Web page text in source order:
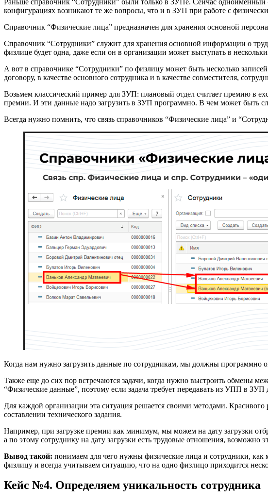
конфигурациях возникают те же вопросы, что и в ЗУП при работе с
Справочник “Физические лица” предназначен для хранения основной
Справочник “Сотрудники” служит для хранения основной информации о
физлице будет одна, даже если он в организации может выступать в
А вот в справочнике “Сотрудники” по физлицу может быть несколько
договору, в качестве основного сотрудника и в качестве совместителя,
Возьмем классический пример для ЗУП: плановый отдел считает премию в
премии. И эти данные надо загрузить в ЗУП программно. В чем может быть
Всегда нужно помнить, что связь справочников “Физические лица” и
Когда нам нужно загрузить данные по сотрудникам, мы должны
Также еще до сих пор встречаются задачи, когда нужно выстроить обмены
“Физические данные”, поэтому если задача требует передавать из УПП в ЗУП
Для каждой организации эта ситуация решается своими методами.
составлении технического задания.
Например, при загрузке премии как минимум, мы можем на дату загрузки
а по этому сотруднику на дату загрузки есть трудовые отношения,
Вывод такой: понимаем для чего нужны физические лица и сотрудники,
физлицу и всегда учитываем ситуацию, что на одно физлицо приходится
Кейс №4. Определяем уникальность сотрудника